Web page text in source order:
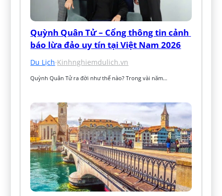
Quỳnh Quân Tử – Cổng thông tin cảnh
báo lừa đảo uy tín tại Việt Nam 2026
Du Lịch·Kinhnghiemdulich.vn
Quỳnh Quân Tử ra đời như thế nào? Trong vài năm…